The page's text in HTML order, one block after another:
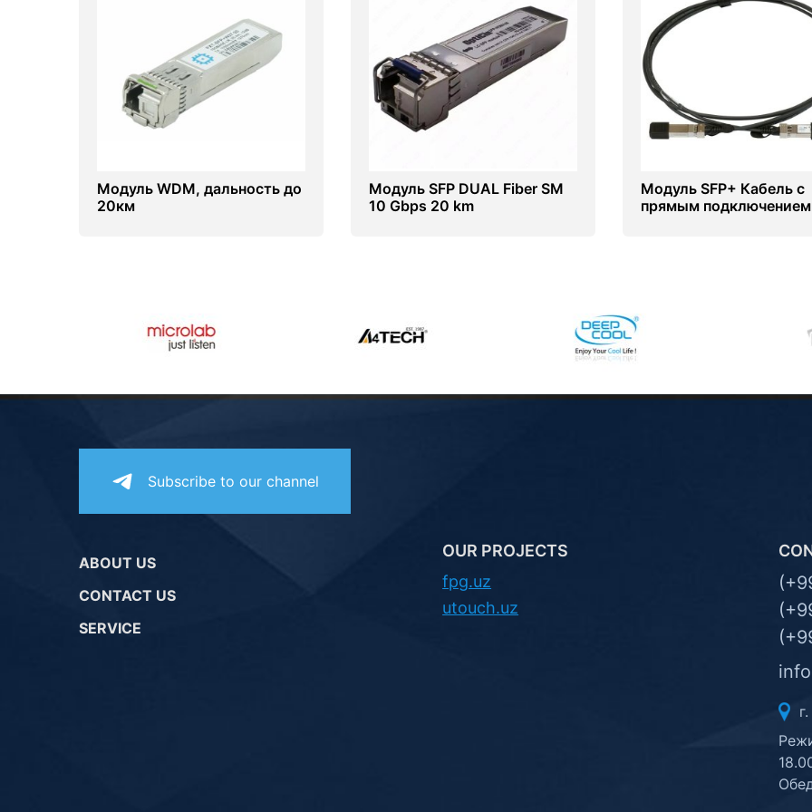
Модуль WDM, дальность до
20км
Модуль SFP DUAL Fiber SM
10 Gbps 20 km
Модуль SFP+ Кабель с
прямым подключением
Subscribe to our channel
ABOUT US
CONTACT US
SERVICE
OUR PROJECTS
fpg.uz
utouch.uz